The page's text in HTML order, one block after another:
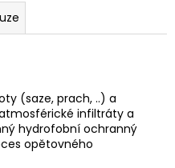
(saze, prach, ..) a
infiltráty a
hydrofobní ochranný
opětovného